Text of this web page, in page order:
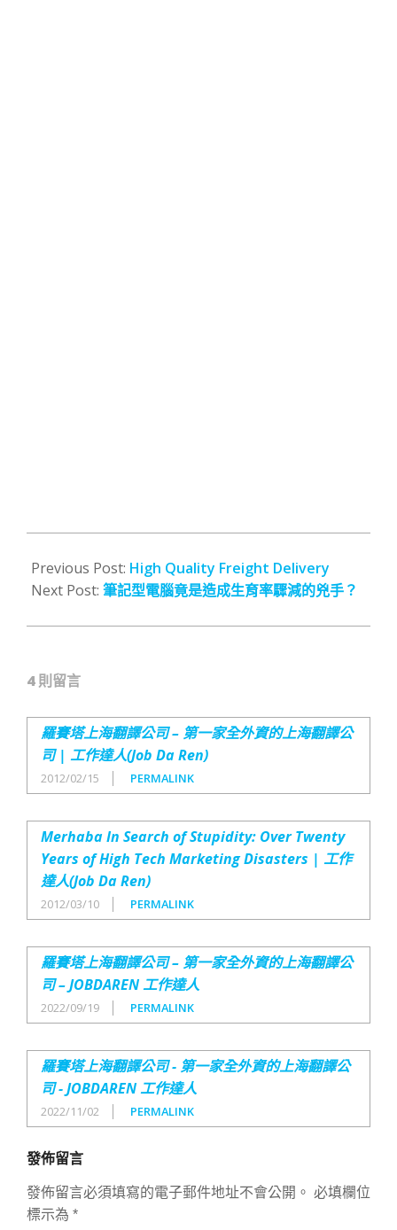
01-
16
Previous Post: High Quality Freight Delivery
Next Post: 筆記型電腦竟是造成生育率驟減的兇手？
4 則留言
羅賽塔上海翻譯公司 – 第一家全外資的上海翻譯公
司 | 工作達人(Job Da Ren)
2012/02/15 PERMALINK
Merhaba In Search of Stupidity: Over Twenty
Years of High Tech Marketing Disasters | 工作
達人(Job Da Ren)
2012/03/10 PERMALINK
羅賽塔上海翻譯公司 – 第一家全外資的上海翻譯公
司 – JOBDAREN 工作達人
2022/09/19 PERMALINK
羅賽塔上海翻譯公司 - 第一家全外資的上海翻譯公
司 - JOBDAREN 工作達人
2022/11/02 PERMALINK
發佈留言
發佈留言必須填寫的電子郵件地址不會公開。 必填欄位
標示為 *